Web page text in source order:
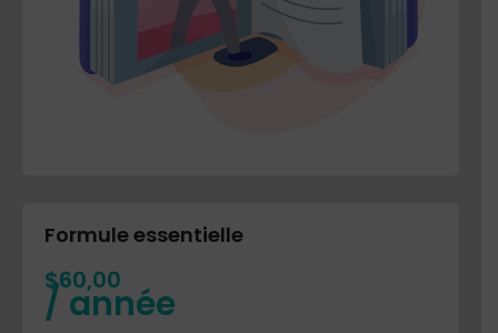
Formule essentielle
60,00
$
/ année